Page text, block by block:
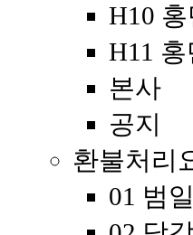
H10
H11
본사
공지
환불처리
01 범